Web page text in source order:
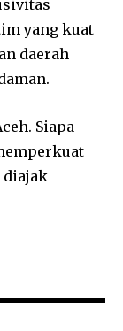
yang kuat
daerah
Siapa
diajak